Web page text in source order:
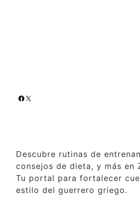
Descubre rutinas de
consejos de dieta, y más en
Tu portal para fortalecer
estilo del guerrero griego.